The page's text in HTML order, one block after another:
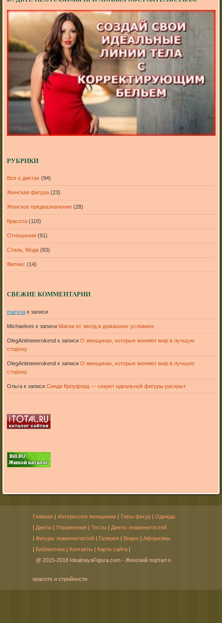
РУБРИКИ
Все о диетах (94)
Женская фигура(23)
Женское предназначение(28)
Красота(110)
Отношения(91)
Стиль, Мода(83)
Фитнес (14)
СВЕЖИЕ КОММЕНТАРИИ
marynaк записи
Michaelses к записи Маски от звезд в домашних условиях
OlegAntineeerokendк записи О женщинах, которые меняют мир в лучшую
сторону
OlegAntineeerokendк записи О женщинах, которые меняют мир в лучшую
сторону
Ольгак записи Синди Кроуфорд — секрет идеальной фигуры раскрыт
Главная Интересное женщинам Типы фигур
Одежда
Диеты Упражнения Тесты
Диеты знаменитостей
Фигуры знаменитостей Галерея Видео
Афоризмы
Библиотека Контакты Карта сайта
@ 2015-2018 IdealnayaFigura.com - Женский портал о
красоте и стройности